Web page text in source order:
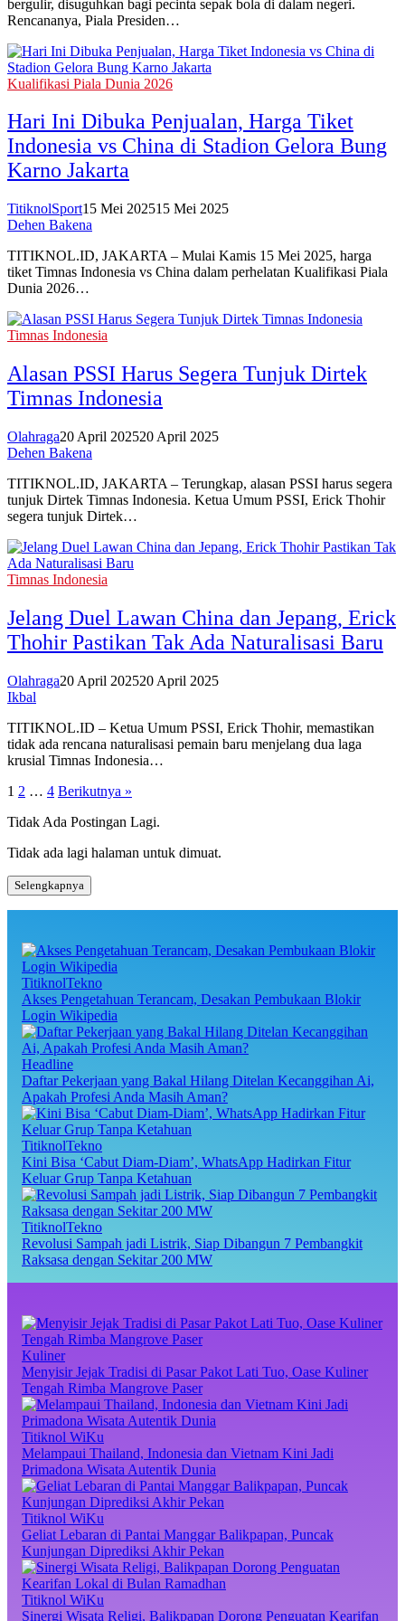
bergulir, disuguhkan bagi pecinta sepak bola di dalam negeri.
Rencananya, Piala Presiden…
Kualifikasi Piala Dunia 2026
Hari Ini Dibuka Penjualan, Harga Tiket
Indonesia vs China di Stadion Gelora Bung
Karno Jakarta
TitiknolSport15 Mei 202515 Mei 2025
Dehen Bakena
TITIKNOL.ID, JAKARTA – Mulai Kamis 15 Mei 2025, harga
tiket Timnas Indonesia vs China dalam perhelatan Kualifikasi Piala
Dunia 2026…
Timnas Indonesia
Alasan PSSI Harus Segera Tunjuk Dirtek
Timnas Indonesia
Olahraga20 April 202520 April 2025
Dehen Bakena
TITIKNOL.ID, JAKARTA – Terungkap, alasan PSSI harus segera
tunjuk Dirtek Timnas Indonesia. Ketua Umum PSSI, Erick Thohir
segera tunjuk Dirtek…
Timnas Indonesia
Jelang Duel Lawan China dan Jepang, Erick
Thohir Pastikan Tak Ada Naturalisasi Baru
Olahraga20 April 202520 April 2025
Ikbal
TITIKNOL.ID – Ketua Umum PSSI, Erick Thohir, memastikan
tidak ada rencana naturalisasi pemain baru menjelang dua laga
krusial Timnas Indonesia…
Paginasi
pos
1 2 … 4 Berikutnya »
Tidak Ada Postingan Lagi.
Tidak ada lagi halaman untuk dimuat.
Selengkapnya
TitiknolTekno
Akses Pengetahuan Terancam, Desakan Pembukaan Blokir
Login Wikipedia
Headline
Daftar Pekerjaan yang Bakal Hilang Ditelan Kecanggihan Ai,
Apakah Profesi Anda Masih Aman?
TitiknolTekno
Kini Bisa ‘Cabut Diam-Diam’, WhatsApp Hadirkan Fitur
Keluar Grup Tanpa Ketahuan
TitiknolTekno
Revolusi Sampah jadi Listrik, Siap Dibangun 7 Pembangkit
Raksasa dengan Sekitar 200 MW
Kuliner
Menyisir Jejak Tradisi di Pasar Pakot Lati Tuo, Oase Kuliner
Tengah Rimba Mangrove Paser
Titiknol WiKu
Melampaui Thailand, Indonesia dan Vietnam Kini Jadi
Primadona Wisata Autentik Dunia
Titiknol WiKu
Geliat Lebaran di Pantai Manggar Balikpapan, Puncak
Kunjungan Diprediksi Akhir Pekan
Titiknol WiKu
Sinergi Wisata Religi, Balikpapan Dorong Penguatan Kearifan